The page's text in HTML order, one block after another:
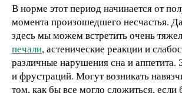
В норме этот период начинается от
момента произошедшего несчастья.
здесь мы можем встретить очень
печали, астенические реакции и
различные нарушения сна и аппетита.
и фрустраций. Могут возникать
том, как бы все могло сложиться,